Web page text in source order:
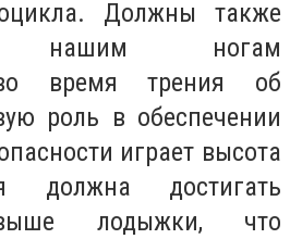
Должны также
нашим ногам
во время трения об
роль в обеспечении
играет высота
должна достигать
выше лодыжки, что